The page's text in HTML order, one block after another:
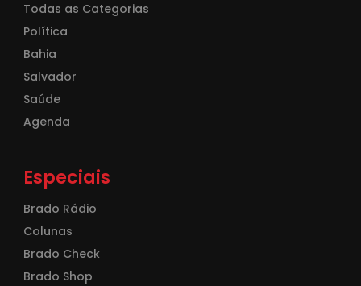
Todas as Categorias
Política
Bahia
Salvador
Saúde
Agenda
Especiais
Brado Rádio
Colunas
Brado Check
Brado Shop